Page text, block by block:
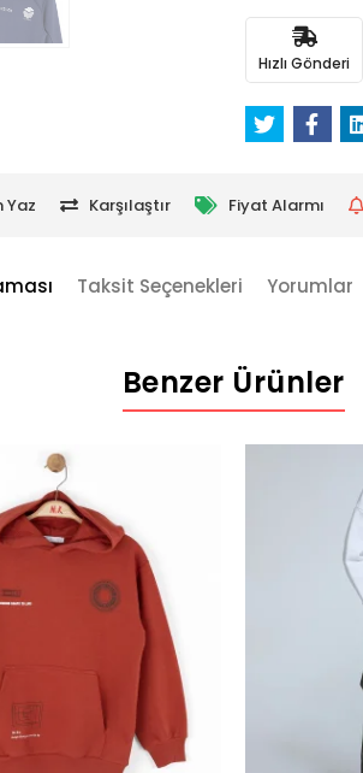
Hızlı Gönderi
Yaz Karşılaştır Fiyat Alarmı
Taksit Seçenekleri Yorumlar
Benzer Ürünler